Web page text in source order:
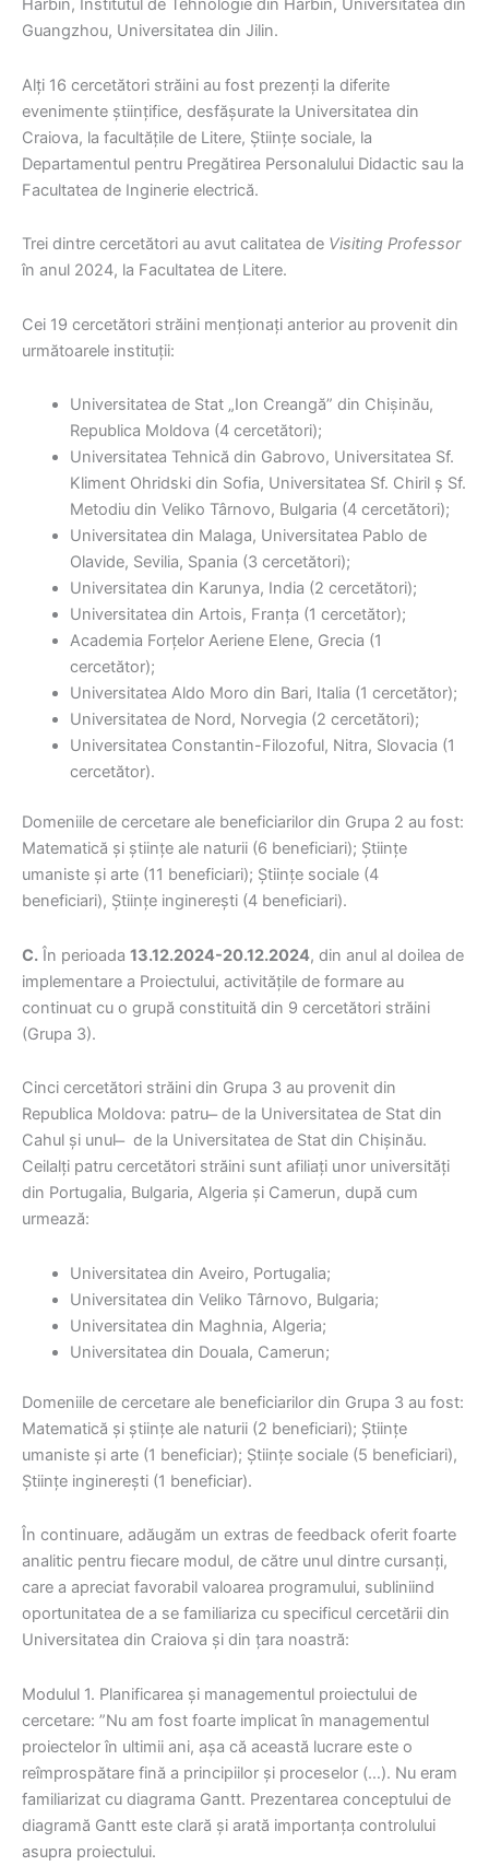
Harbin, Institutul de Tehnologie din Harbin, Universitatea din
Guangzhou, Universitatea din Jilin.
Alți 16 cercetători străini au fost prezenți la diferite
evenimente științifice, desfășurate la Universitatea din
Craiova, la facultățile de Litere, Științe sociale, la
Departamentul pentru Pregătirea Personalului Didactic sau la
Facultatea de Inginerie electrică.
Trei dintre cercetători au avut calitatea de Visiting Professor
în anul 2024, la Facultatea de Litere.
Cei 19 cercetători străini menționați anterior au provenit din
următoarele instituții:
Universitatea de Stat „Ion Creangă” din Chișinău,
Republica Moldova (4 cercetători);
Universitatea Tehnică din Gabrovo, Universitatea Sf.
Kliment Ohridski din Sofia, Universitatea Sf. Chiril ș Sf.
Metodiu din Veliko Târnovo, Bulgaria (4 cercetători);
Universitatea din Malaga, Universitatea Pablo de
Olavide, Sevilia, Spania (3 cercetători);
Universitatea din Karunya, India (2 cercetători);
Universitatea din Artois, Franța (1 cercetător);
Academia Forțelor Aeriene Elene, Grecia (1
cercetător);
Universitatea Aldo Moro din Bari, Italia (1 cercetător);
Universitatea de Nord, Norvegia (2 cercetători);
Universitatea Constantin-Filozoful, Nitra, Slovacia (1
cercetător).
Domeniile de cercetare ale beneficiarilor din Grupa 2 au fost:
Matematică și științe ale naturii (6 beneficiari); Științe
umaniste și arte (11 beneficiari); Științe sociale (4
beneficiari), Științe inginerești (4 beneficiari).
C. În perioada 13.12.2024-20.12.2024, din anul al doilea de
implementare a Proiectului, activitățile de formare au
continuat cu o grupă constituită din 9 cercetători străini
(Grupa 3).
Cinci cercetători străini din Grupa 3 au provenit din
Republica Moldova: patru ̶ de la Universitatea de Stat din
Cahul și unul ̶ de la Universitatea de Stat din Chișinău.
Ceilalți patru cercetători străini sunt afiliați unor universități
din Portugalia, Bulgaria, Algeria și Camerun, după cum
urmează:
Universitatea din Aveiro, Portugalia;
Universitatea din Veliko Târnovo, Bulgaria;
Universitatea din Maghnia, Algeria;
Universitatea din Douala, Camerun;
Domeniile de cercetare ale beneficiarilor din Grupa 3 au fost:
Matematică și științe ale naturii (2 beneficiari); Științe
umaniste și arte (1 beneficiar); Științe sociale (5 beneficiari),
Științe inginerești (1 beneficiar).
În continuare, adăugăm un extras de feedback oferit foarte
analitic pentru fiecare modul, de către unul dintre cursanți,
care a apreciat favorabil valoarea programului, subliniind
oportunitatea de a se familiariza cu specificul cercetării din
Universitatea din Craiova și din țara noastră:
Modulul 1. Planificarea și managementul proiectului de
cercetare: ”Nu am fost foarte implicat în managementul
proiectelor în ultimii ani, așa că această lucrare este o
reîmprospătare fină a principiilor și proceselor (…). Nu eram
familiarizat cu diagrama Gantt. Prezentarea conceptului de
diagramă Gantt este clară și arată importanța controlului
asupra proiectului.